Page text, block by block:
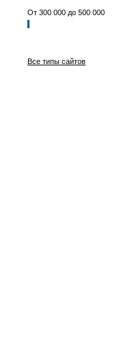
От 300 000 до 500 000
Все типы сайтов